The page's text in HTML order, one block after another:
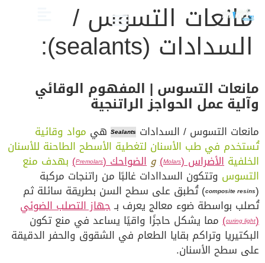
مانعات التسوس /
السدادات (sealants):
مانعات التسوس | المفهوم الوقائي
وآلية عمل الحواجز الراتنجية
مانعات التسوس / السدادات Sealants هي مواد وقائية
تُستخدم في طب الأسنان لتغطية الأسطح الطاحنة للأسنان
الخلفية الأضراس (Molars
)والضواحك (Premolars
) بهدف منع
التسوس وتتكون السداادات غالبًا من راتنجات مركبة
(
composite resins) تُطبق على سطح السن بطريقة سائلة ثم
تُصلب بواسطة ضوء معالج يعرف بـجهاز التصلب الضوئي
(
curing light
) مما يشكل حاجزًا واقيًا يساعد في منع تكون
البكتيريا وتراكم بقايا الطعام في الشقوق والحفر الدقيقة
على سطح الأسنان.